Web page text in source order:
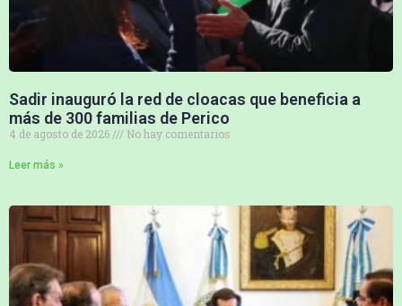
Sadir inauguró la red de cloacas que beneficia a
más de 300 familias de Perico
4 de agosto de 2026 No hay comentarios
Leer más »